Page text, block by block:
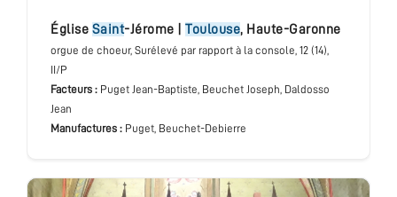
église Saint-Jérome Toulouse, Haute-Garonne
orgue de choeur, Surélevé par rapport à la console, 12 (14),
II/P
Facteurs : Puget Jean-Baptiste, Beuchet Joseph, Daldosso
Jean
Manufactures : Puget, Beuchet-Debierre